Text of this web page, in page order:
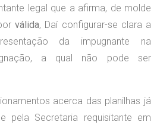
legal que a afirma, de molde
válida, Daí configurar-se clara a
da impugnante na
a qual não pode ser
acerca das planilhas já
pela Secretaria requisitante em